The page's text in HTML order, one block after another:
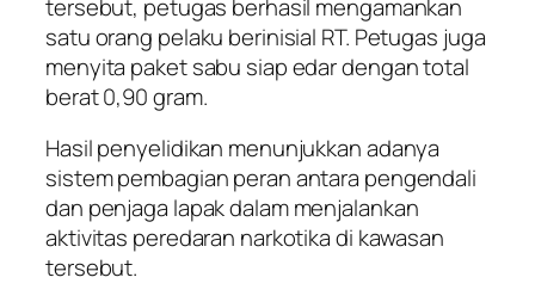
tersebut, petugas berhasil mengamankan
satu orang pelaku berinisial RT. Petugas juga
menyita paket sabu siap edar dengan total
berat 0,90 gram.
Hasil penyelidikan menunjukkan adanya
sistem pembagian peran antara pengendali
dan penjaga lapak dalam menjalankan
aktivitas peredaran narkotika di kawasan
tersebut.